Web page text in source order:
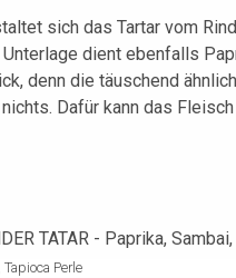
sich das Tartar vom
dient ebenfalls
denn die täuschend
Dafür kann das
Perle